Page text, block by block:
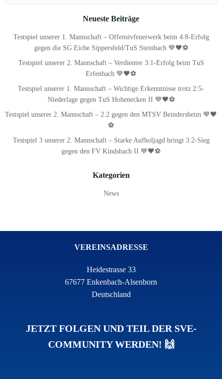
Neueste Beiträge
Testspiel unserer 1. Mannschaft – Offensivfeuerwerk beim 4:8-Erfolg
gegen die SG Eiche Sippersfeld/TuS Steinbach 💙🖤⚽
Testspiel unserer 2. Mannschaft – Verdienter 3:1-Erfolg beim TuS
Erfenbach 💙🖤⚽
Testspiel unserer 1. Mannschaft – Wichtige Erkenntnisse trotz 2:5-
Niederlage gegen TuS Hohenecken II 💙🖤⚽
Testspiel unserer 2. Mannschaft – 2:2 gegen den MTSV Beindersheim 💙🖤
⚽
Testspiel 3 unserer 2. Mannschaft – Starke Aufholjagd bringt 3:2-Sieg
gegen den FV Kindsbach II 💙🖤⚽
Kategorien
News
VEREINSADRESSE
Heidestrasse 33
67677 Enkenbach-Alsenborn
Deutschland
JETZT FOLGEN UND TEIL DER SVE-
COMMUNITY WERDEN! 🙌